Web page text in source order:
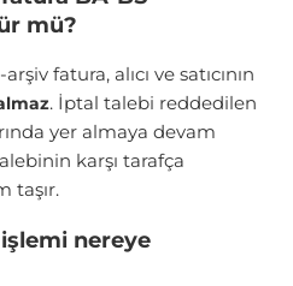
mü?
fatura, alıcı ve satıcının
. İptal talebi reddedilen
yer almaya devam
karşı tarafça
taşır.
nereye